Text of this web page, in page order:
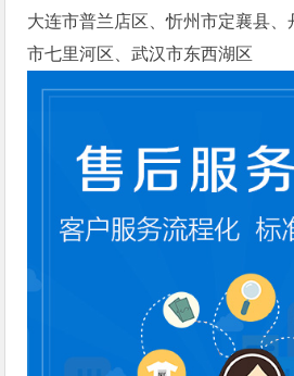
大连市普兰店区、忻州市定襄县、
市七里河区、武汉市东西湖区